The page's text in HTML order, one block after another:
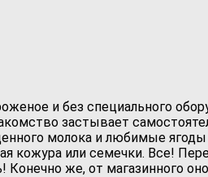
и без специального
застывает
молока и любимые
кожура или семечки. Все!
же, от магазинного